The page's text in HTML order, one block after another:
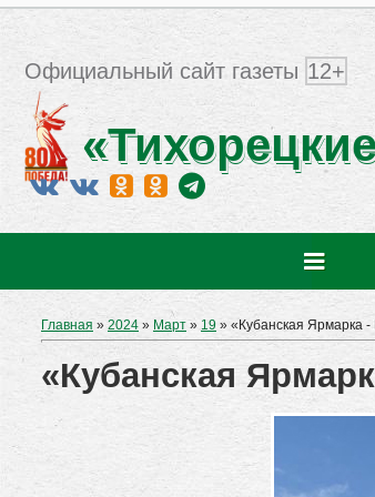
Официальный сайт газеты 12+
Главная »2024 » Март » 19 » «Кубанская Ярмарка
«Кубанская